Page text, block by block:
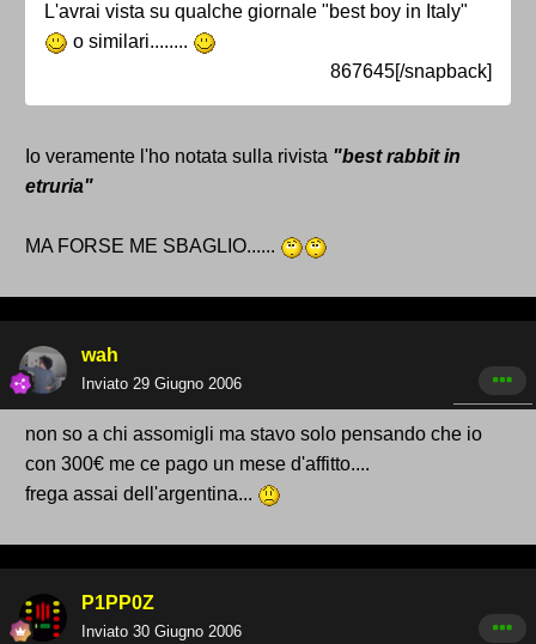
L'avrai vista su qualche giornale "best boy in Italy"
o similari........
867645[/snapback]
Io veramente l'ho notata sulla rivista "best rabbit in
etruria"
MA FORSE ME SBAGLIO......
wah
Inviato 29 Giugno 2006
non so a chi assomigli ma stavo solo pensando che io
con 300€ me ce pago un mese d'affitto....
frega assai dell'argentina...
P1PP0Z
Inviato 30 Giugno 2006